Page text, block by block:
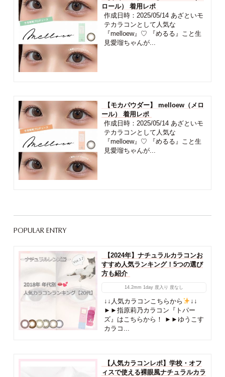
ロール） 着用レポ
作成日時：2025/05/14 あざといモ
テカラコンとして人気な
『melloew』♡ 『めるる』こと生
見愛瑠ちゃんが...
【モカパウダー】 melloew（メロ
ール） 着用レポ
作成日時：2025/05/14 あざといモ
テカラコンとして人気な
『melloew』♡ 『めるる』こと生
見愛瑠ちゃんが...
POPULAR ENTRY
【2024年】ナチュラルカラコンお
すすめ人気ランキング！5つの選び
方も紹介
14.2mm 1day 度入り 度なし
↓↓人気カラコンこちらから
↓↓
►►指原莉乃カラコン『トパー
ズ』はこちらから！ ►►ゆうこす
カラコ...
【人気カラコンレポ】学校・オフ
ィスで使える裸眼風ナチュラルカラ